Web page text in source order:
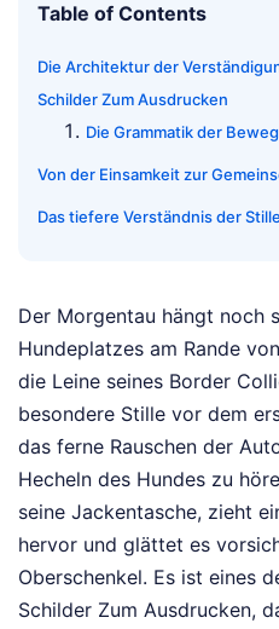
Table of Contents
Die Architektur der
Schilder Zum Ausdrucken
Die Grammatik der
Von der Einsamkeit zur
Das tiefere Verständnis der Stille
Der Morgentau hängt noch
Hundeplatzes am Rande
die Leine seines Border
besondere Stille vor dem
das ferne Rauschen der
Hecheln des Hundes zu
seine Jackentasche, zieht
hervor und glättet es
Oberschenkel. Es ist eines
Schilder Zum Ausdrucken,